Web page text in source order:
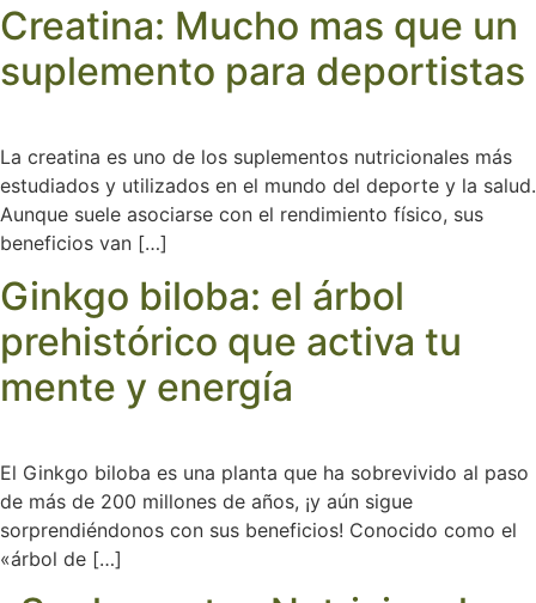
Creatina: Mucho mas que un
suplemento para deportistas
La creatina es uno de los suplementos nutricionales más
estudiados y utilizados en el mundo del deporte y la salud.
Aunque suele asociarse con el rendimiento físico, sus
beneficios van […]
Ginkgo biloba: el árbol
prehistórico que activa tu
mente y energía
El Ginkgo biloba es una planta que ha sobrevivido al paso
de más de 200 millones de años, ¡y aún sigue
sorprendiéndonos con sus beneficios! Conocido como el
«árbol de […]